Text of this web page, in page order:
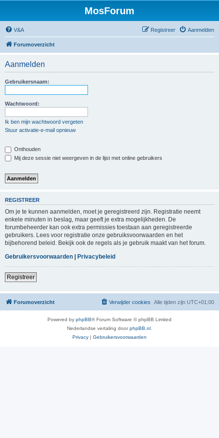
MosForum
V&A Aanmelden
Registreer
Forumoverzicht
Aanmelden
Gebruikersnaam:
Wachtwoord:
Ik ben mijn wachtwoord vergeten
Stuur activatie-e-mail opnieuw
Onthouden
Mij deze sessie niet weergeven in de lijst met online gebruikers
REGISTREER
Om je te kunnen aanmelden, moet je geregistreerd zijn. Registratie neemt
enkele minuten in beslag, maar geeft je extra mogelijkheden. De
forumbeheerder kan ook extra permissies toestaan aan geregistreerde
gebruikers. Lees voor registratie onze gebruiksvoorwaarden en het
bijbehorend beleid. Bekijk ook de regels als je gebruik maakt van het forum.
Gebruikersvoorwaarden | Privacybeleid
Registreer
Forumoverzicht Alle tijden zijn UTC+01:00
Verwijder cookies
Powered by phpBB® Forum Software © phpBB Limited
Nederlandse vertaling doorphpBB.nl
Privacy | Gebruikersvoorwaarden